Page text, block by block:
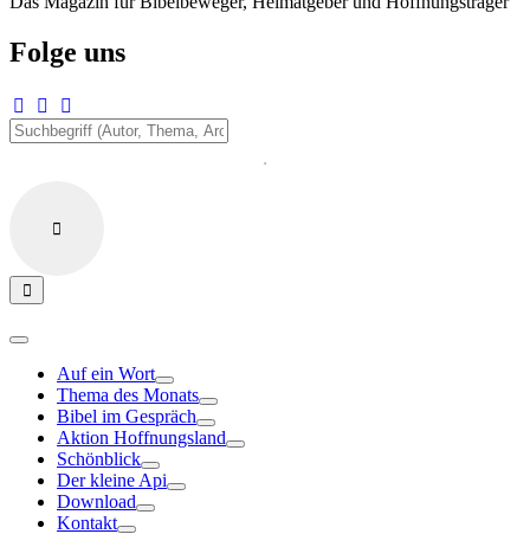
Folge uns
Auf ein Wort
Thema des Monats
Bibel im Gespräch
Aktion Hoffnungsland
Schönblick
Der kleine Api
Download
Kontakt